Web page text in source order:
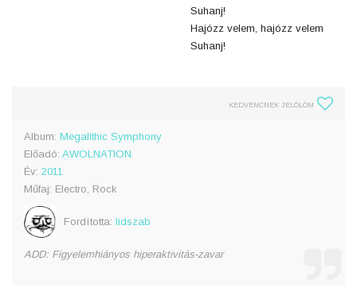
Suhanj!
Hajózz velem, hajózz velem
Suhanj!
KEDVENCNEK JELÖLÖM
Album: Megalithic Symphony
Előadó: AWOLNATION
Év: 2011
Műfaj: Electro, Rock
Fordította: lidszab
ADD: Figyelemhiányos hiperaktivitás-zavar